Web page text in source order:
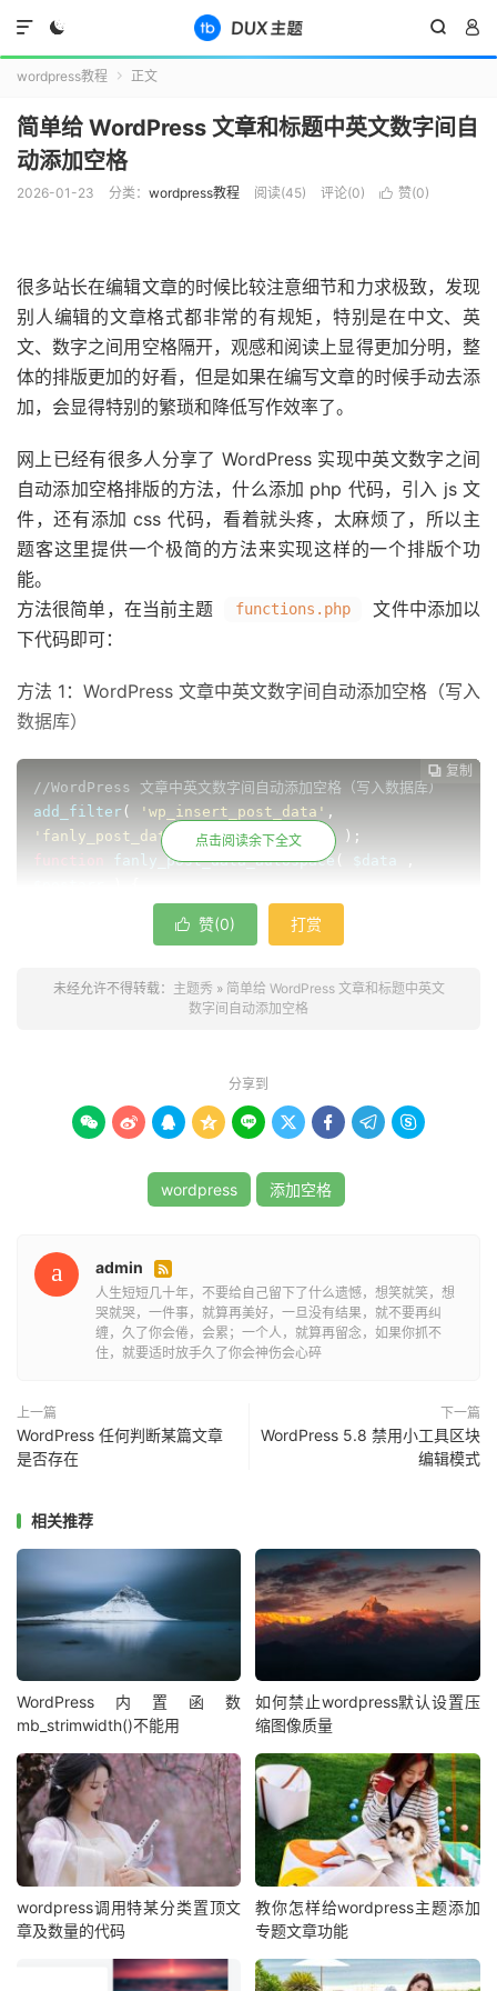
  

wordpress教程  正文
简单给 WordPress 文章和标题中英文数字间自
动添加空格
2026-01-23 分类： wordpress教程 阅读(45) 评论(0)  赞(0)
很多站长在编辑文章的时候比较注意细节和力求极致，发现
别人编辑的文章格式都非常的有规矩，特别是在中文、英
文、数字之间用空格隔开，观感和阅读上显得更加分明，整
体的排版更加的好看，但是如果在编写文章的时候手动去添
加，会显得特别的繁琐和降低写作效率了。
网上已经有很多人分享了 WordPress 实现中英文数字之间
自动添加空格排版的方法，什么添加 php 代码，引入 js 文
件，还有添加 css 代码，看着就头疼，太麻烦了，所以主
题客这里提供一个极简的方法来实现这样的一个排版个功
能。
方法很简单，在当前主题
functions.php
文件中添加以
下代码即可：
方法 1：WordPress 文章中英文数字间自动添加空格（写入
数据库）
 复制
 复制
 复制
 复制
//WordPress 文章中英文数字间自动添加空格（写入数据库）
add_filter( 'wp_insert_post_data' ,
'fanly_post_data_autospace', 99 2
);
function fanly_post_data_autospace ( $data
,
'post_title' preg_replace (
\x{9fa5}]+)([A-Za-z0-9_]+)/u' , '${1} ${2}'
$data['post_title'] = preg_replace ('/([A-Za-z0-
9_]+)([\x{4e00}-\x{9fa5}]+)/u',
'/([\x{4e00}-\x{9fa5}]+)([A-Za-z0-
9_]+)/u'
'${1} ${2}' $data['post_content']);
$data ['post_content'] = preg_replace( '/([A-Za-
'post_content'
;
以上代码的功能主要用于在 WordPress 后台编辑时执行，
也就是当我们发布、更新、保存文章的时候就会自动执行，
写入数据库的内容都将是自动添加了空格的，并且处理的对
效，当然你也可以批量的更新一下文章也是可以生效的。
当然为了更加良好的兼容性或者另外一种方法，主题客还提
当 WordPress 输出文章内容的时候执行，代码如下：
方法 2：WordPress 文章中英文数字间自动添加空格（不
写入数据库）
//WordPress 文章中英文数字间自动添加空格（不写入数据库）
add_filter(
'the_content','fanly_post_content_autospace'
$data = preg_replace('/([\x{4e00}-\x{9fa5}]+)
([A-Za-z0-9_]+)/u', '${1} ${2}' , $data);
$data = preg_replace ('/([A-Za-z0-9_]+)
([\x{4e00}-\x{9fa5}]+)/u'
'${1} ${2}', $data);
return
$data;
以上两段代码实现的方式各有不同，可以选其一使用，也可
点击阅读余下全文
 赞(0) 打赏
未经允许不得转载： 主题秀 » 简单给 WordPress 文章和标题中英文
数字间自动添加空格
分享到
        
wordpress 添加空格
admin 
人生短短几十年，不要给自己留下了什么遗憾，想笑就笑，想
哭就哭，一件事，就算再美好，一旦没有结果，就不要再纠
缠，久了你会倦，会累；一个人，就算再留念，如果你抓不
住，就要适时放手久了你会神伤会心碎
上一篇
WordPress 任何判断某篇文章
是否存在
下一篇
WordPress 5.8 禁用小工具区块
编辑模式
相关推荐
WordPress内置函数
mb_strimwidth()不能用
如何禁止wordpress默认设置压
缩图像质量
wordpress调用特某分类置顶文
章及数量的代码
教你怎样给wordpress主题添加
专题文章功能